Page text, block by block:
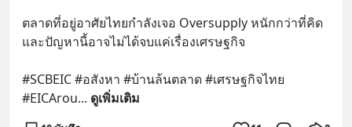
ตลาดที่อยู่อาศัยไทยกำลังเจอ Oversupply หนักกว่าที่คิด
และปัญหานี้อาจไม่ได้จบแค่เรื่องเศรษฐกิจ
#SCBEIC #อสังหา #บ้านล้นตลาด #เศรษฐกิจไทย
#EICArou... ดูเพิ่มเติม